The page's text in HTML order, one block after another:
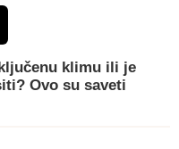
klimu ili je
Ovo su saveti